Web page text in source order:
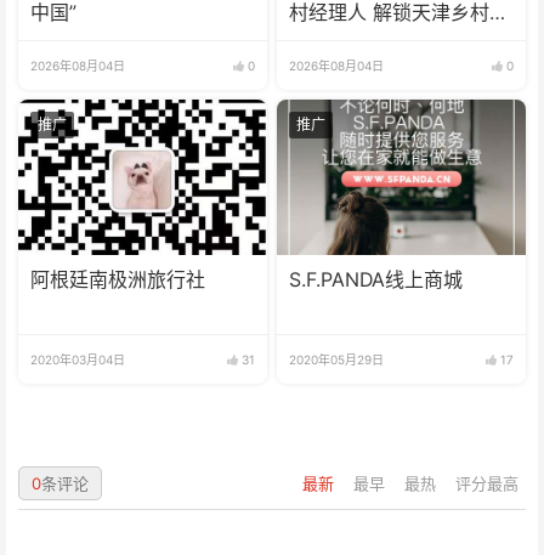
中国”
2026年08月04日 0
村经理人 解锁天津乡村振
2026年08月04日 0
推广
阿根廷南极洲旅行社
2020年03月04日 31
推广
S.F.PANDA线上商城
2020年05月29日 17
最新 最早 最热 评分最高
0条评论